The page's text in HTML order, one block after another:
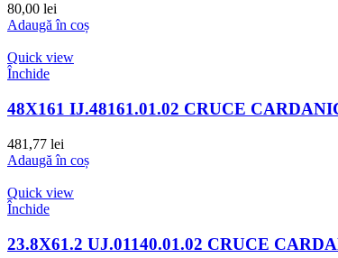
80,00 lei
Adaugă în coș
Quick view
Închide
48X161 IJ.48161.01.02 CRUCE
481,77 lei
Adaugă în coș
Quick view
Închide
23.8X61.2 UJ.01140.01.02 CRUCE